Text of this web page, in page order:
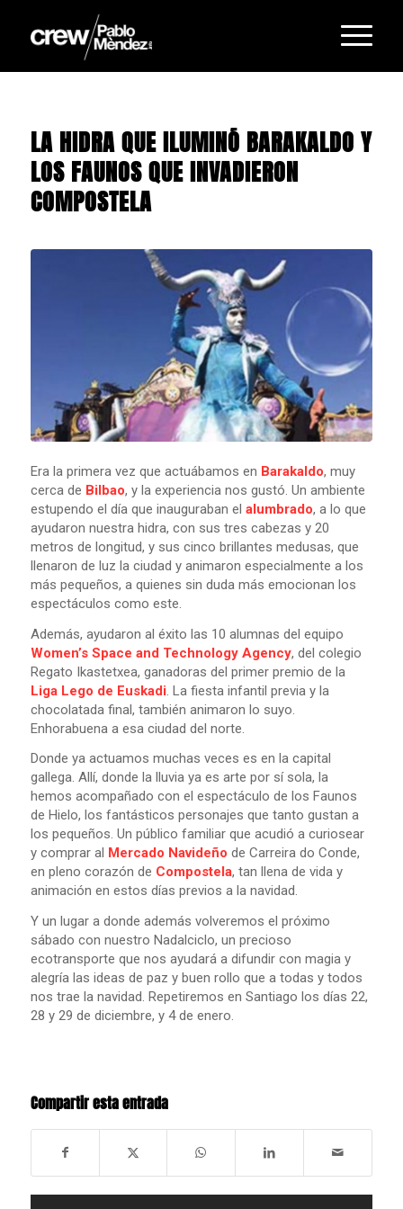
LA HIDRA QUE ILUMINÓ BARAKALDO Y
LOS FAUNOS QUE INVADIERON
COMPOSTELA
Era la primera vez que actuábamos en Barakaldo, muy
cerca de Bilbao, y la experiencia nos gustó. Un ambiente
estupendo el día que inauguraban el alumbrado, a lo que
ayudaron nuestra hidra, con sus tres cabezas y 20
metros de longitud, y sus cinco brillantes medusas, que
llenaron de luz la ciudad y animaron especialmente a los
más pequeños, a quienes sin duda más emocionan los
espectáculos como este.
Además, ayudaron al éxito las 10 alumnas del equipo
Women’s Space and Technology Agency, del colegio
Regato Ikastetxea, ganadoras del primer premio de la
Liga Lego de Euskadi . La fiesta infantil previa y la
chocolatada final, también animaron lo suyo.
Enhorabuena a esa ciudad del norte.
Donde ya actuamos muchas veces es en la capital
gallega. Allí, donde la lluvia ya es arte por sí sola, la
hemos acompañado con el espectáculo de los Faunos
de Hielo, los fantásticos personajes que tanto gustan a
los pequeños. Un público familiar que acudió a curiosear
y comprar al Mercado Navideño de Carreira do Conde,
en pleno corazón de Compostela, tan llena de vida y
animación en estos días previos a la navidad.
Y un lugar a donde además volveremos el próximo
sábado con nuestro Nadalciclo, un precioso
ecotransporte que nos ayudará a difundir con magia y
alegría las ideas de paz y buen rollo que a todas y todos
nos trae la navidad. Repetiremos en Santiago los días 22,
28 y 29 de diciembre, y 4 de enero.
Compartir esta entrada